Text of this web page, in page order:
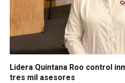
Lidera Quintana Roo control
tres mil asesores